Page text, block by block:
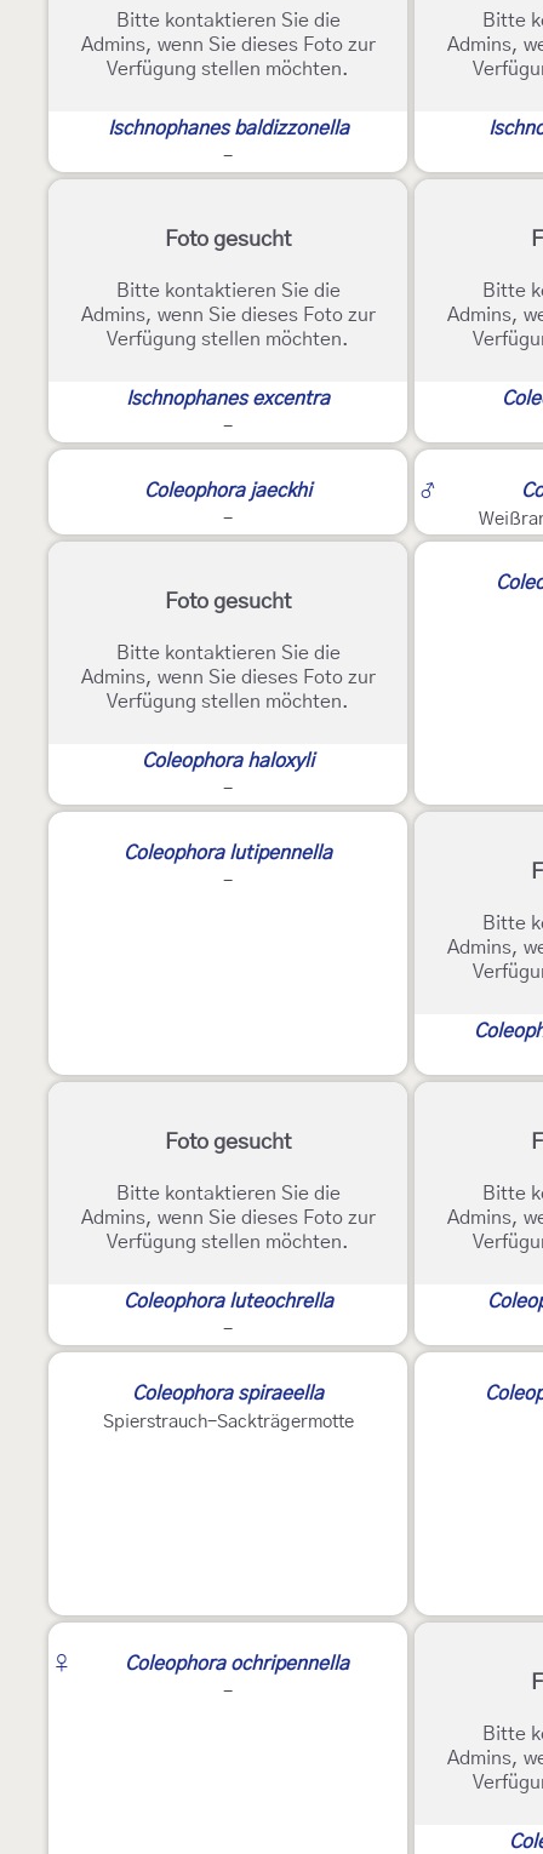
Bitte kontaktieren Sie die
Admins, wenn Sie dieses Foto zur
Verfügung stellen möchten.
Ischnophanes baldizzonella
-
Bitte
Admins,
Foto gesucht
Bitte kontaktieren Sie die
Admins, wenn Sie dieses Foto zur
Verfügung stellen möchten.
Ischnophanes excentra
-
Bitte
Admins,
Coleophora jaeckhi
-
♂
Foto gesucht
Bitte kontaktieren Sie die
Admins, wenn Sie dieses Foto zur
Verfügung stellen möchten.
Coleophora haloxyli
-
Coleophora lutipennella
-
Bitte
Admins,
Foto gesucht
Bitte kontaktieren Sie die
Admins, wenn Sie dieses Foto zur
Verfügung stellen möchten.
Coleophora luteochrella
-
Bitte
Admins,
Coleophora spiraeella
Spierstrauch-Sackträgermotte
♀
Coleophora ochripennella
-
Bitte
Admins,